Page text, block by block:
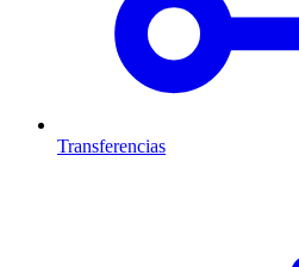
Transferencias